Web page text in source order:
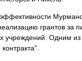
эффективности
грантов за
учреждений. Одним из